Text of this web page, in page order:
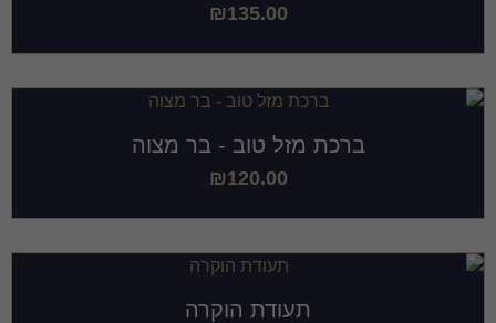
₪135.00
ברכת מזל טוב - בר מצוה
₪120.00
תעודת הוקרה